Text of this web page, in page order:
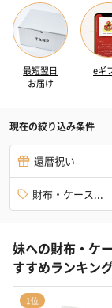
最短翌日
お届け
eギ
現在の絞り込み条件
還暦祝い
財布・ケース...
妹への財布・ケ
すすめランキン
1位